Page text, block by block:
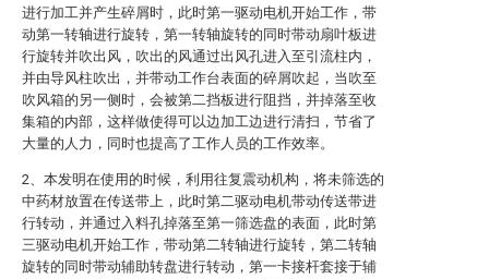
进行加工并产生碎屑时，此时第一驱动电机开始工作，带
动第一转轴进行旋转，第一转轴旋转的同时带动扇叶板进
行旋转并吹出风，吹出的风通过出风孔进入至引流柱内，
并由导风柱吹出，并带动工作台表面的碎屑吹起，当吹至
吹风箱的另一侧时，会被第二挡板进行阻挡，并掉落至收
集箱的内部，这样做使得可以边加工边进行清扫，节省了
大量的人力，同时也提高了工作人员的工作效率。
2、本发明在使用的时候，利用往复震动机构，将未筛选的
中药材放置在传送带上，此时第二驱动电机带动传送带进
行转动，并通过入料孔掉落至第一筛选盘的表面，此时第
三驱动电机开始工作，带动第二转轴进行旋转，第二转轴
旋转的同时带动辅助转盘进行转动，第一卡接杆套接于辅